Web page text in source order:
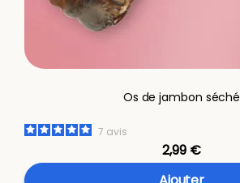
Os de jambon séché
7 avis
2,99 €